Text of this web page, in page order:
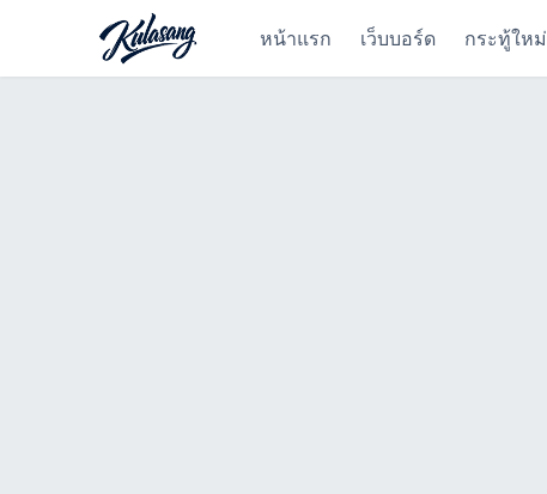
หน้าแรก เว็บบอร์ด กระทู้ใหม่